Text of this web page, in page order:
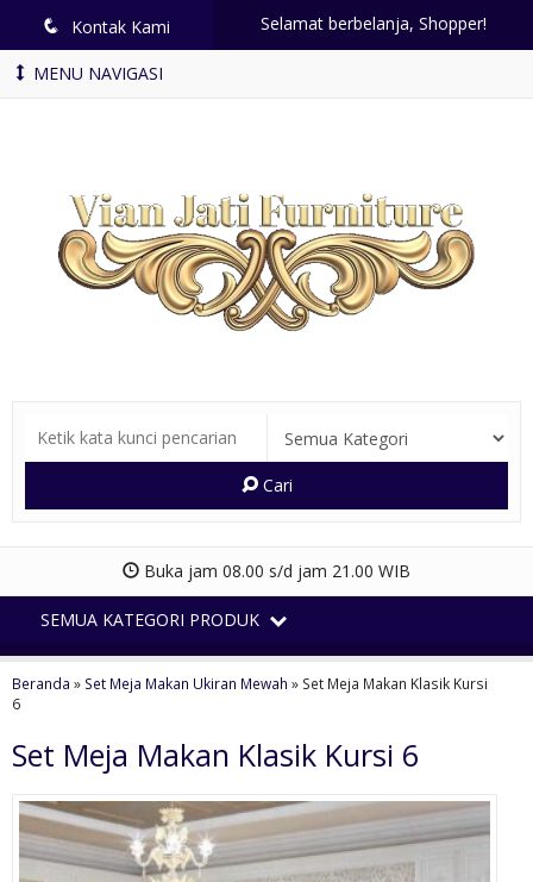
q Kontak Kami Selamat berbelanja, Shopper!
MENU NAVIGASI
Cari
Buka jam 08.00 s/d jam 21.00 WIB
SEMUA KATEGORI PRODUK
Beranda » Set Meja Makan Ukiran Mewah » Set Meja Makan Klasik Kursi
6
Set Meja Makan Klasik Kursi 6